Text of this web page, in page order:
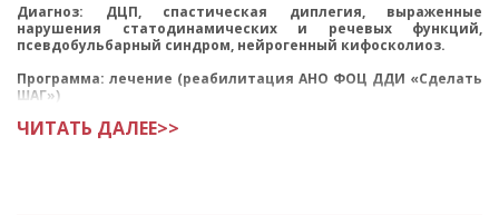
Диагноз: ДЦП, спастическая диплегия, выраженные
нарушения статодинамических и речевых функций,
псевдобульбарный синдром, нейрогенный кифосколиоз.
Программа: лечение (реабилитация АНО ФОЦ ДДИ «Сделать
ШАГ»)
Глеб — ребёнок, за жиз
ЧИТАТЬ ДАЛЕЕ>>